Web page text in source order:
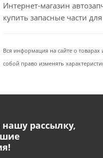
Интернет-магазин
купить запасные части
Вся информация на сайте о товарах
собой право изменять
рассылку,